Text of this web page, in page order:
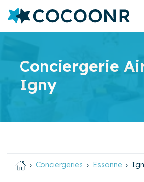
Conciergerie
Igny
Conciergeries Essonne